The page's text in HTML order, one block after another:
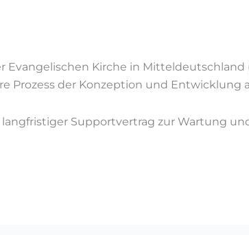
Evangelischen Kirche in Mitteldeutschland
der Konzeption und Entwicklung
Supportvertrag zur Wartung